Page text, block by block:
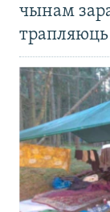
чынам
трапляюць